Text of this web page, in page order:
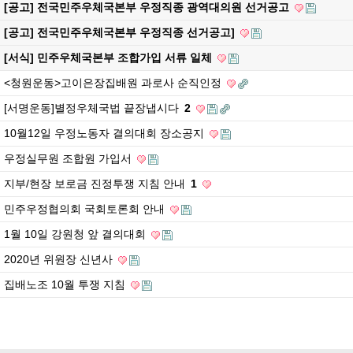
[공고] 전국민주우체국본부 우정직종 광역대의원 선거공고
[공고] 전국민주우체국본부 우정직종 선거공고]
[서식] 민주우체국본부 조합가입 서류 일체
<청원운동>고이은장집배원 과로사 순직인정
[서명운동]별정우체국법 끝장냅시다 2
10월12일 우정노동자 결의대회 장소공지
우정실무원 조합원 가입서
지부/현장 보로금 진정투쟁 지침 안내
1
민주우정협의회 국회토론회 안내
1월 10일 강원청 앞 결의대회
2020년 위원장 신년사
집배노조 10월 투쟁 지침